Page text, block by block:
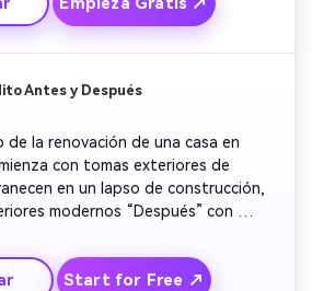
más reciente.
Antes y Después
de la renovación de una casa en
con tomas exteriores de
en un lapso de construcción,
modernos “Después” con
por colores. Finaliza con el texto de
completa!'
Start for Free ↗